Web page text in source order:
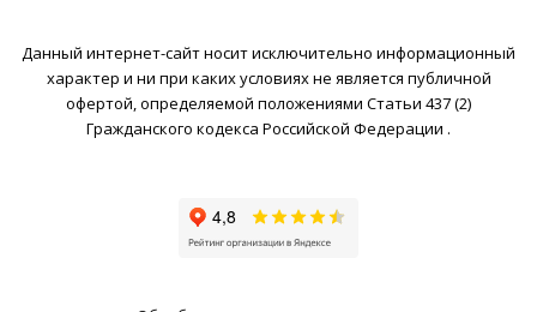
Данный интернет-сайт носит исключительно информационный
характер и ни при каких условиях не является публичной
офертой, определяемой положениями Статьи 437 (2)
Гражданского кодекса Российской Федерации .